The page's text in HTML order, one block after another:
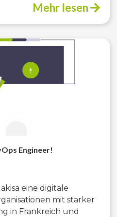
Mehr lesen
Engineer!
eine digitale
mit starker
in Frankreich und